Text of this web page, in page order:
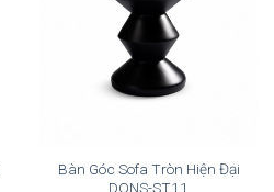
Bàn Góc Sofa Tròn Hiện Đại
DONS-ST11